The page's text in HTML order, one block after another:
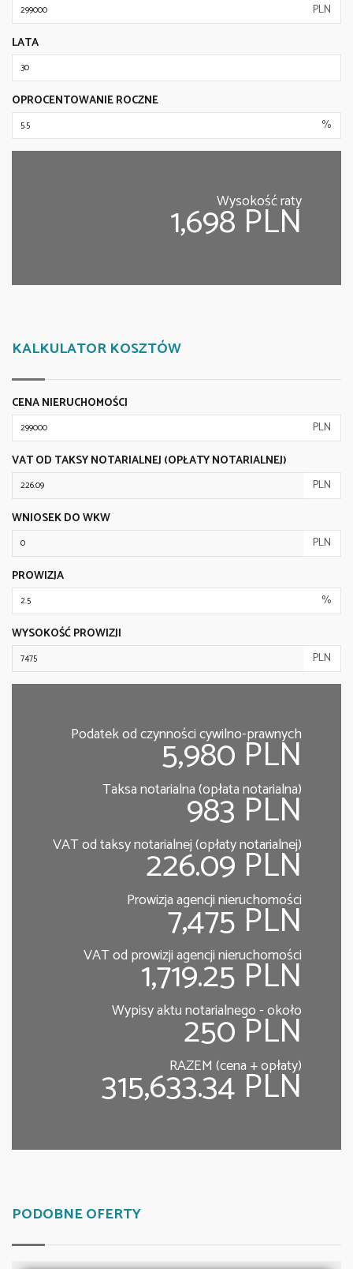
PLN
LATA
OPROCENTOWANIE ROCZNE
%
Wysokość raty
1,698 PLN
KALKULATOR KOSZTÓW
CENA NIERUCHOMOŚCI
PLN
VAT OD TAKSY NOTARIALNEJ (OPŁATY NOTARIALNEJ)
PLN
WNIOSEK DO WKW
PLN
PROWIZJA
%
WYSOKOŚĆ PROWIZJI
PLN
Podatek od czynności cywilno-prawnych
5,980 PLN
Taksa notarialna (opłata notarialna)
983 PLN
VAT od taksy notarialnej (opłaty notarialnej)
226.09 PLN
Prowizja agencji nieruchomości
7,475 PLN
VAT od prowizji agencji nieruchomości
1,719.25 PLN
Wypisy aktu notarialnego - około
250 PLN
RAZEM (cena + opłaty)
315,633.34 PLN
PODOBNE OFERTY